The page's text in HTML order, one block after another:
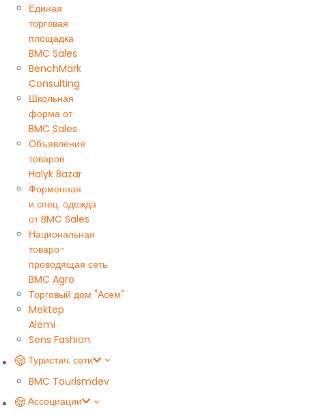
Единая
торговая
площадка
BMC Sales
BenchMark
Consulting
Школьная
форма от
BMC Sales
Объявления
товаров
Halyk Bazar
Форменная
и спец. одежда
от BMC Sales
Национальная
товаро-
проводящая сеть
BMC Agro
Торговый дом "Асем"
Mektep
Alemi
Sens Fashion
Туристич. сети
BMC Tourismdev
Ассоциации